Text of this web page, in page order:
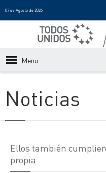
07 de Agosto de 2026
Menu
Noticias
Ellos también
propia